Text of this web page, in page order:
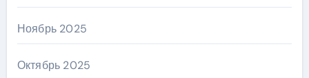
Ноябрь 2025
Октябрь 2025